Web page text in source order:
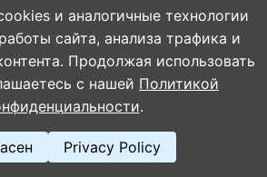
не нужен, соду погасит
не крутое тесто.
в пласт толщиной 1 см,
или стограммовым
кружочки, уложить их на
противень на небольшом
друг от друга и выпекать 25
и аналогичные технологии
сайта, анализа трафика и
Продолжая использовать
с нашей Политикой
.
Privacy Policy